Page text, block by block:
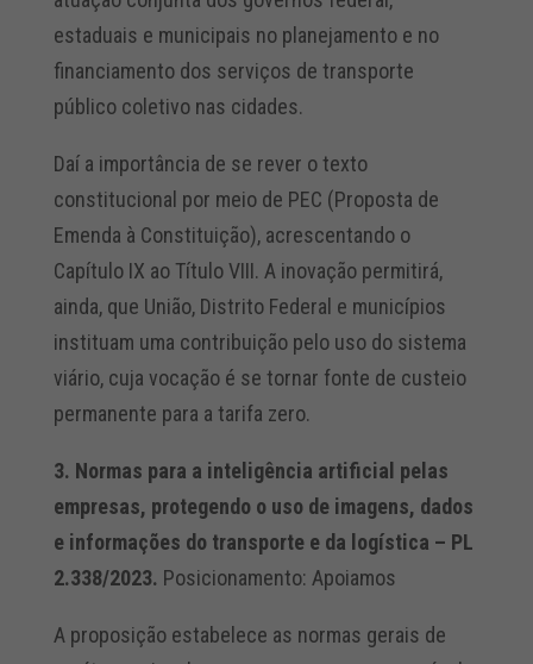
estaduais e municipais no planejamento e no
financiamento dos serviços de transporte
público coletivo nas cidades.
Daí a importância de se rever o texto
constitucional por meio de PEC (Proposta de
Emenda à Constituição), acrescentando o
Capítulo IX ao Título VIII. A inovação permitirá,
ainda, que União, Distrito Federal e municípios
instituam uma contribuição pelo uso do sistema
viário, cuja vocação é se tornar fonte de custeio
permanente para a tarifa zero.
3. Normas para a inteligência artificial pelas
empresas, protegendo o uso de imagens, dados
e informações do transporte e da logística – PL
2.338/2023. Posicionamento: Apoiamos
A proposição estabelece as normas gerais de